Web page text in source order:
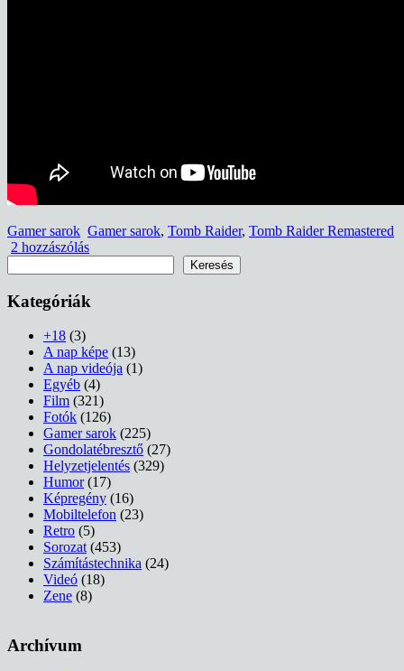
Gamer sarok Gamer sarok, Tomb Raider, Tomb Raider Remastered
2 hozzászólás
Keresés
Kategóriák
+18 (3)
A nap képe (13)
A nap videója (1)
Egyéb (4)
Film (321)
Fotók (126)
Gamer sarok (225)
Gondolatébresztő (27)
Helyzetjelentés (329)
Humor(17)
Képregény (16)
Mobiltelefon (23)
Retro (5)
Sorozat (453)
Számítástechnika (24)
Videó (18)
Zene (8)
Archívum